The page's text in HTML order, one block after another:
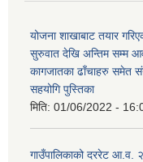
योजना शाखाबाट तयार
सुरुवात देखि अन्तिम सम्म
कागजातका ढाँचाहरु समेत
सहयोगि पुस्तिका
मिति: 01/06/2022 -
गाउँपालिकाको दररेट आ.व.